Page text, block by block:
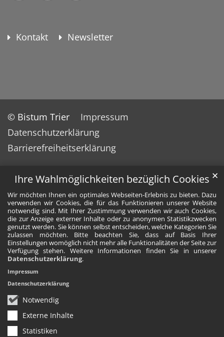
Ihre Wahlmöglichkeiten bezüglich Cookies
Wir möchten Ihnen ein optimales Webseiten-Erlebnis zu bieten. Dazu
verwenden wir Cookies, die für das Funktionieren unserer Website
notwendig sind. Mit Ihrer Zustimmung verwenden wir auch Cookies,
die zur Anzeige externer Inhalte oder zu anonymen Statistikzwecken
genutzt werden. Sie können selbst entscheiden, welche Kategorien Sie
zulassen möchten. Bitte beachten Sie, dass auf Basis Ihrer
Einstellungen womöglich nicht mehr alle Funktionalitäten der Seite zur
Verfügung stehen. Weitere Informationen finden Sie in unserer
Datenschutzerklärung.
Notwendig
Externe Inhalte
Statistiken
✕
Impressum
Datenschutzerklärung
Kontakt Newsletter
© Bistum Trier
Impressum
Datenschutzerklärung
Barrierefreiheitserklärung